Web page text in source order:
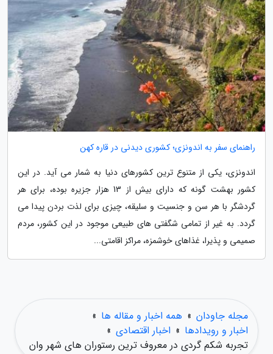
راهنمای سفر به اندونزی؛ کشوری دیدنی در قاره کهن
اندونزی، یکی از متنوع ترین کشورهای دنیا به شمار می آید. در این
کشور بهشت گونه که دارای بیش از 13 هزار جزیره بوده، برای هر
گردشگر با هر سن و جنسیت و سلیقه، چیزی برای لذت بردن پیدا می
گردد. به غیر از تمامی شگفتی های طبیعی موجود در این کشور، مردم
صمیمی و پذیرا، غذاهای خوشمزه، مراکز اقامتی...
مجله جاودان » همه اخبار و مقاله ها »
اخبار و رویدادها » اخبار اقتصادی »
تجربه شکم گردی در معروف ترین رستوران های شهر وان